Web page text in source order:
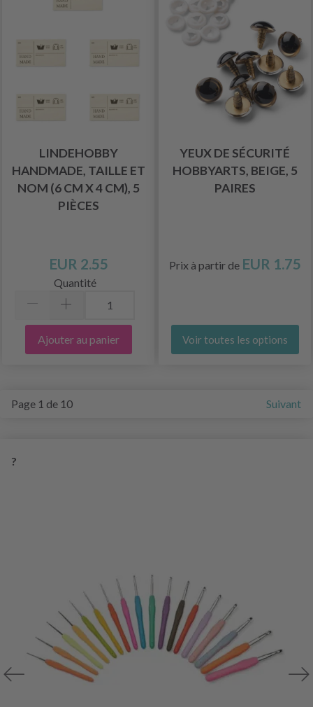
LINDEHOBBY
HANDMADE, TAILLE ET
NOM (6 CM X 4 CM), 5
PIÈCES
EUR 2.55
Quantité
Ajouter au panier
YEUX DE SÉCURITÉ
HOBBYARTS, BEIGE, 5
PAIRES
Prix à partir de EUR 1.75
Voir toutes les options
Page 1 de 10 Suivant
?